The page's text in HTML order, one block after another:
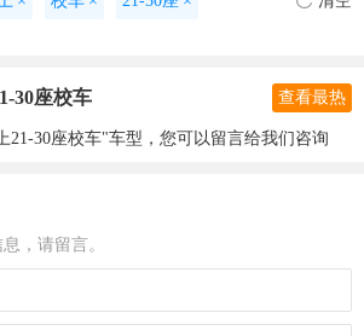
30座校车 查看最热
21-30座校车"车型，您可以留言给我们咨询
，请留言。